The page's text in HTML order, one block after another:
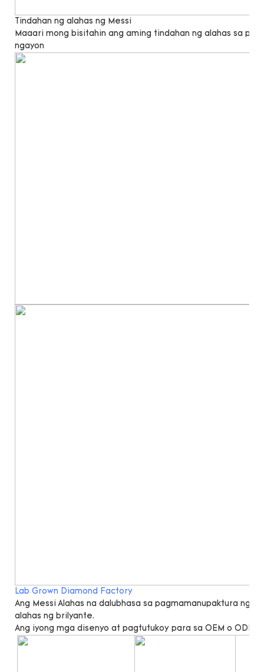
Tindahan ng alahas ng Messi
Maaari mong bisitahin ang aming tindahan ng alahas sa
ngayon
Lab Grown Diamond Factory
Ang Messi Alahas na dalubhasa sa pagmamanupaktura ng
alahas ng brilyante.
Ang iyong mga disenyo at pagtutukoy para sa OEM o ODM